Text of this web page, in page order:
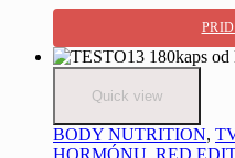
Quick view
BODY NUTRITION,
HORMÓNU, RED